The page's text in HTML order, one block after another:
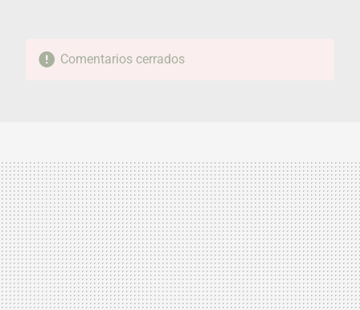
Comentarios cerrados